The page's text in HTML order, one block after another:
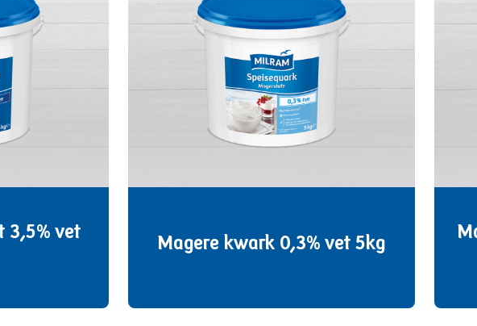
3,5% vet
Magere kwark 0,3% vet 5kg